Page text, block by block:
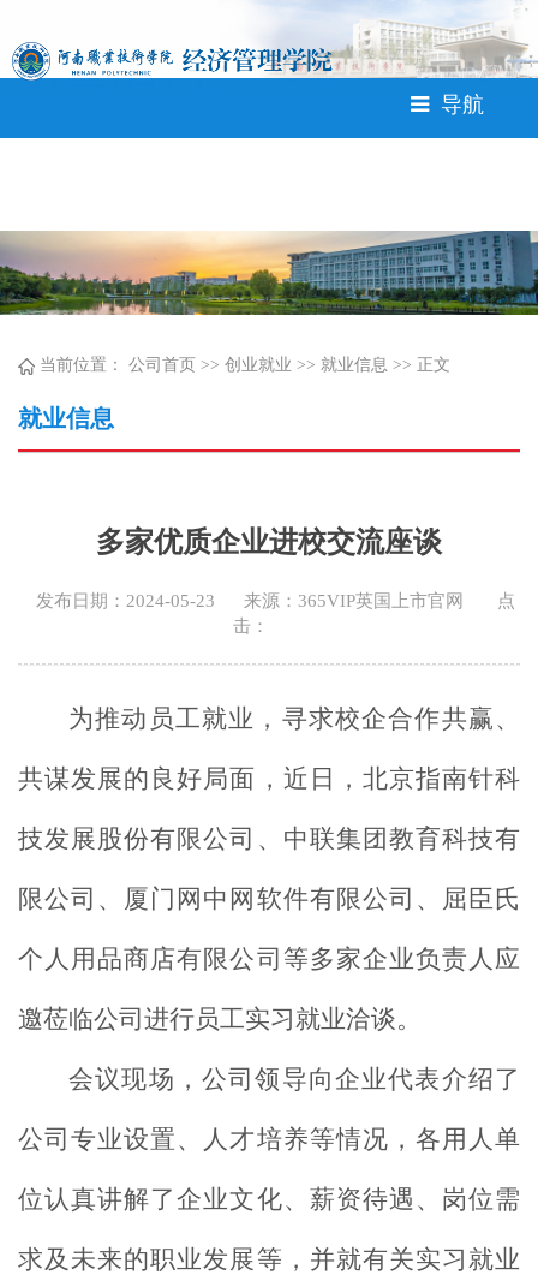
365英国上市公司(CHN-VIP
认证)官网|Official Website<
导航
就业信息
当前位置： 公司首页 >> 创业就业 >> 就业信息 >> 正文
多家优质企业进校交流座谈
发布日期：2024-05-23 来源：365VIP英国上市官网
点
击：
为推动员工就业，寻求校企合作共赢、
共谋发展的良好局面，近日，北京指南针科
技发展股份有限公司、中联集团教育科技有
限公司、厦门网中网软件有限公司、屈臣氏
个人用品商店有限公司等多家企业负责人应
邀莅临公司进行员工实习就业洽谈。
会议现场，公司领导向企业代表介绍了
公司专业设置、人才培养等情况，各用人单
位认真讲解了企业文化、薪资待遇、岗位需
求及未来的职业发展等，并就有关实习就业